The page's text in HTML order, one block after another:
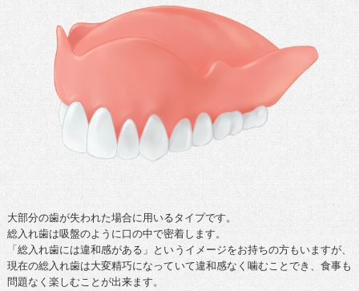
大部分の歯が失われた場合に用いるタイプです。
総入れ歯は吸盤のように口の中で密着します。
「総入れ歯には違和感がある」というイメージをお持ちの方もいますが、
現在の総入れ歯は大変精巧になっていて違和感なく噛むことでき、食事も
問題なく楽しむことが出来ます。